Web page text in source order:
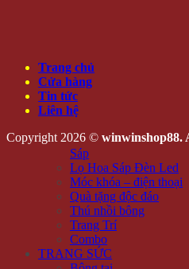
Trang chủ
Cửa hàng
Tin tức
Liên hệ
Copyright 2026 © winwinshop88.
Sáp
Lọ Hoa Sáp Đèn Led
Móc khóa – điện thoại
Quà tặng độc đáo
Thú nhồi bông
Trang Trí
Combo
TRANG SỨC